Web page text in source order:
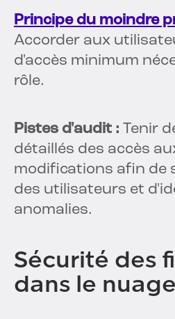
Principe du moindre
Accorder aux
d'accès minimum
rôle.
Pistes d'audit : Tenir
détaillés des accès
modifications afin de
des utilisateurs et
anomalies.
Sécurité des
dans le nuage